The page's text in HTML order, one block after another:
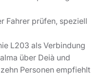
so gelingt ein
beginnt nicht mit
Mentalität. Wer ihn
Minuten.